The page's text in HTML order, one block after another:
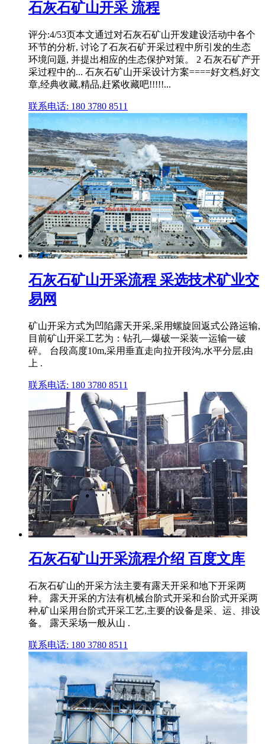
石灰石矿山开采 流程
评分:4/53页本文通过对石灰石矿山开发建设活动中各个
环节的分析, 讨论了石灰石矿开采过程中所引发的生态
环境问题, 并提出相应的生态保护对策。 2 石灰石矿产开
采过程中的... 石灰石矿山开采设计方案====好文档,好文
章,经典收藏,精品,赶紧收藏吧!!!!!...
联系电话: 180 3780 8511
石灰石矿山开采流程 采选技术矿业交
易网
矿山开采方式为凹陷露天开采,采用螺旋回返式公路运输,
目前矿山开采工艺为：钻孔—爆破一采装一运输一破
碎。 台段高度10m,采用垂直走向拉开段沟,水平分层,由
上 .
联系电话: 180 3780 8511
石灰石矿山开采流程介绍 百度文库
石灰石矿山的开采方法主要有露天开采和地下开采两
种。 露天开采的方法有机械台阶式开采和台阶式开采两
种,矿山采用台阶式开采工艺,主要的设备是采、运、排设
备。 露天采场一般从山 .
联系电话: 180 3780 8511